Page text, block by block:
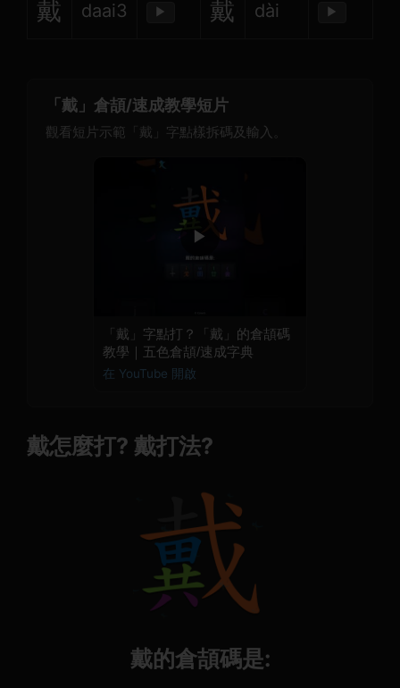
戴 daai3 ▶ 戴 dài ▶
「戴」倉頡/速成教學短片
觀看短片示範「戴」字點樣拆碼及輸入。
▶
「戴」字點打？「戴」的倉頡碼
教學｜五色倉頡/速成字典
在 YouTube 開啟
戴怎麼打? 戴打法?
戴的倉頡碼是: